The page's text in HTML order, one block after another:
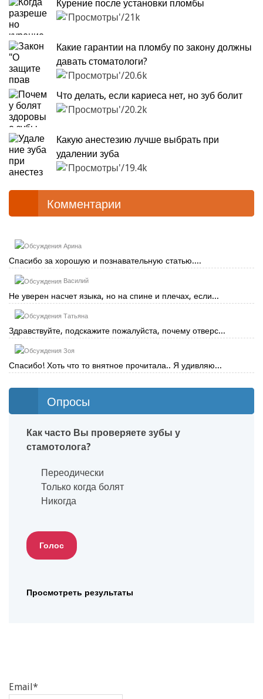
Курение после установки пломбы
21k
Какие гарантии на пломбу по закону должны
давать стоматологи?
20.6k
Что делать, если кариеса нет, но зуб болит
20.2k
Какую анестезию лучше выбрать при
удалении зуба
19.4k
Комментарии
Арина
Спасибо за хорошую и познавательную статью....
Василий
Не уверен насчет языка, но на спине и плечах, если...
Татьяна
Здравствуйте, подскажите пожалуйста, почему отверс...
Зоя
Спасибо! Хоть что то внятное прочитала.. Я удивляю...
Опросы
Как часто Вы проверяете зубы у
стамотолога?
Переодически
Только когда болят
Никогда
Просмотреть результаты
Email*